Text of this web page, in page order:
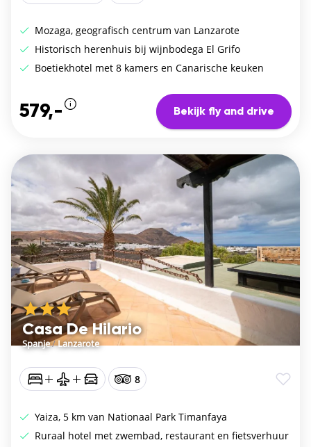
Mozaga, geografisch centrum van Lanzarote
Historisch herenhuis bij wijnbodega El Grifo
Boetiekhotel met 8 kamers en Canarische keuken
579,- Bekijk fly and drive
Casa De Hilario
Spanje/Lanzarote
8
Yaiza, 5 km van Nationaal Park Timanfaya
Ruraal hotel met zwembad, restaurant en fietsverhuur